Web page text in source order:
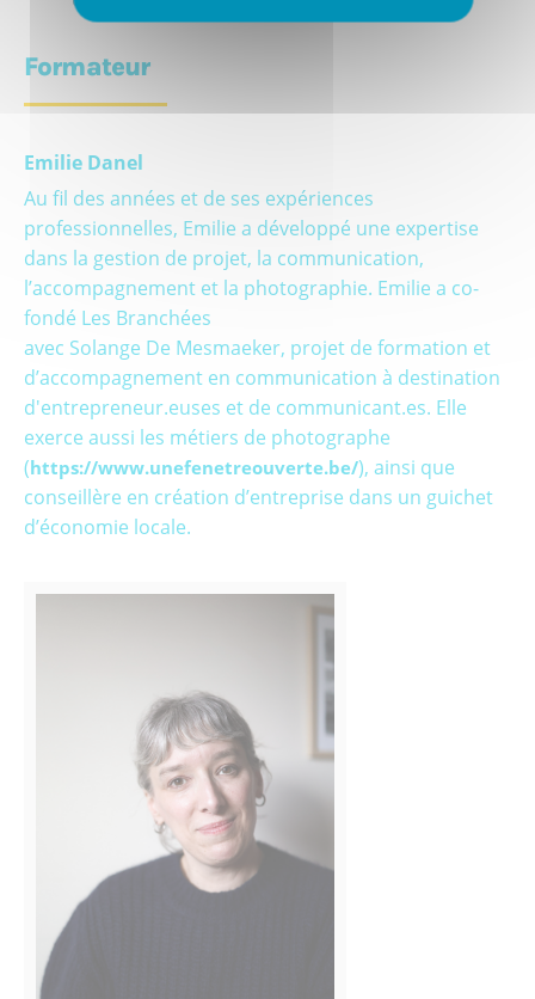
Formateur
Emilie Danel
Au fil des années et de ses expériences
professionnelles, Emilie a développé une expertise
dans la gestion de projet, la communication,
l’accompagnement et la photographie. Emilie a co-
fondé Les Branchées
avec Solange De Mesmaeker, projet de formation et
d’accompagnement en communication à destination
d'entrepreneur.euses et de communicant.es. Elle
exerce aussi les métiers de photographe
(https://www.unefenetreouverte.be/), ainsi que
conseillère en création d’entreprise dans un guichet
d’économie locale.